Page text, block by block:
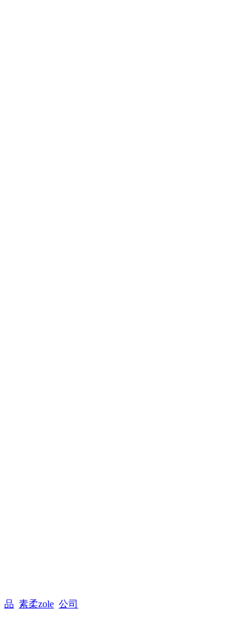
品 素柔zole 公司